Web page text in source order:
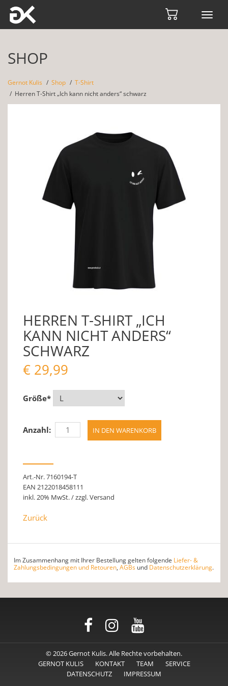
SHOP
Gernot Kulis Shop
T-Shirt
Herren T-Shirt „Ich kann nicht anders“ schwarz
HERREN T-SHIRT „ICH
KANN NICHT ANDERS“
SCHWARZ
€ 29,99
Größe*
Anzahl:
Art.-Nr. 7160194-T
EAN 2122018458111
inkl. 20% MwSt. / zzgl. Versand
Zurück
Im Zusammenhang mit Ihrer Bestellung gelten folgende Liefer- &
Zahlungsbedingungen und Retouren, AGBs und Datenschutzerklärung.
© 2026 Gernot Kulis. Alle Rechte vorbehalten.
GERNOT KULIS
KONTAKT TEAM
SERVICE
DATENSCHUTZ
IMPRESSUM